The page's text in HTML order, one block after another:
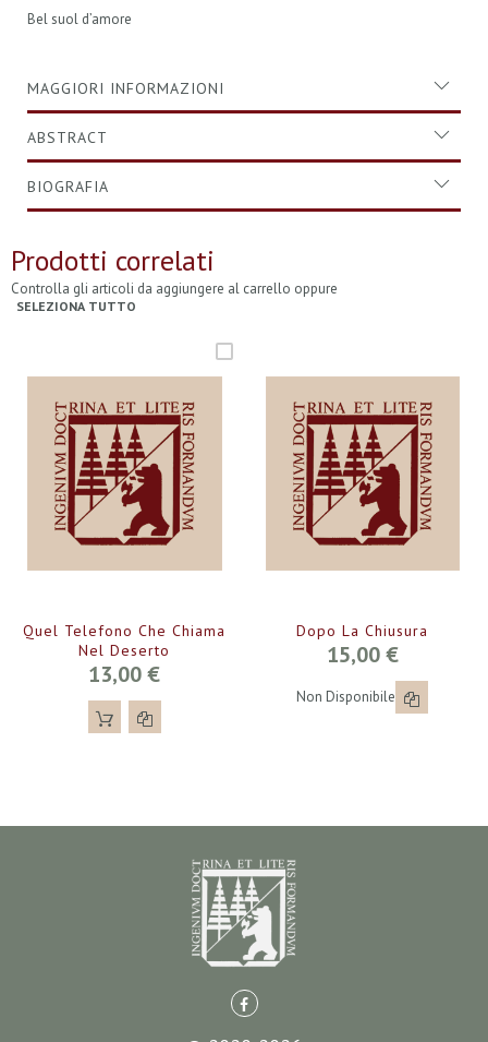
Bel suol d’amore
MAGGIORI INFORMAZIONI
ABSTRACT
BIOGRAFIA
Prodotti correlati
Controlla gli articoli da aggiungere al carrello oppure
SELEZIONA TUTTO
Quel Telefono Che Chiama
Nel Deserto
13,00 €
Dopo La Chiusura
15,00 €
Non Disponibile